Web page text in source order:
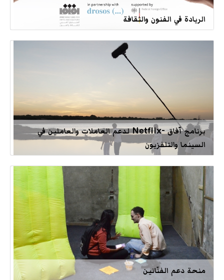
الريادة في الفنون والثقافة
برنامج آفاق -Netflix لدعم العاملات والعاملين في
السينما والتلفزيون
منحة دعم الفنّانين